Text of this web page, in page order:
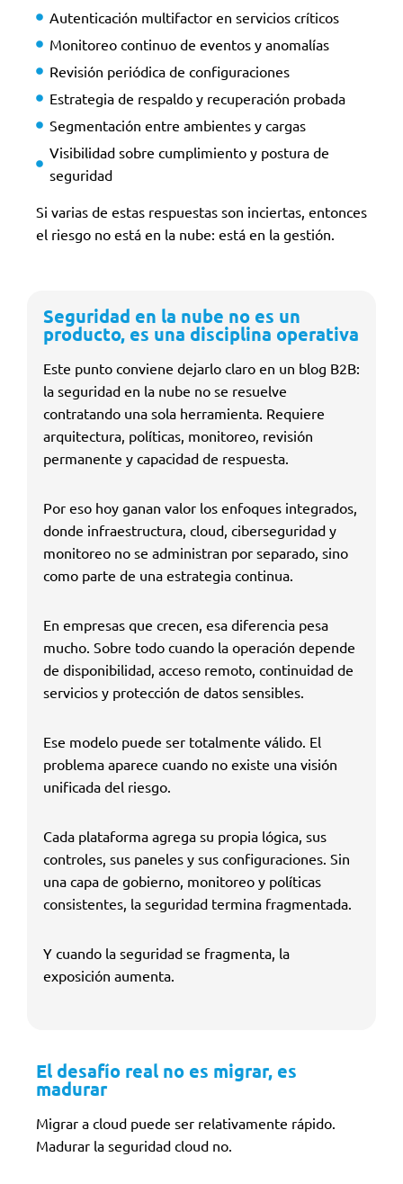
Autenticación multifactor en servicios críticos
Monitoreo continuo de eventos y anomalías
Revisión periódica de configuraciones
Estrategia de respaldo y recuperación probada
Segmentación entre ambientes y cargas
Visibilidad sobre cumplimiento y postura de
seguridad
Si varias de estas respuestas son inciertas, entonces
el riesgo no está en la nube: está en la gestión.
Seguridad en la nube no es un
producto, es una disciplina operativa
Este punto conviene dejarlo claro en un blog B2B:
la seguridad en la nube no se resuelve
contratando una sola herramienta. Requiere
arquitectura, políticas, monitoreo, revisión
permanente y capacidad de respuesta.
Por eso hoy ganan valor los enfoques integrados,
donde infraestructura, cloud, ciberseguridad y
monitoreo no se administran por separado, sino
como parte de una estrategia continua.
En empresas que crecen, esa diferencia pesa
mucho. Sobre todo cuando la operación depende
de disponibilidad, acceso remoto, continuidad de
servicios y protección de datos sensibles.
Ese modelo puede ser totalmente válido. El
problema aparece cuando no existe una visión
unificada del riesgo.
Cada plataforma agrega su propia lógica, sus
controles, sus paneles y sus configuraciones. Sin
una capa de gobierno, monitoreo y políticas
consistentes, la seguridad termina fragmentada.
Y cuando la seguridad se fragmenta, la
exposición aumenta.
El desafío real no es migrar, es
madurar
Migrar a cloud puede ser relativamente rápido.
Madurar la seguridad cloud no.